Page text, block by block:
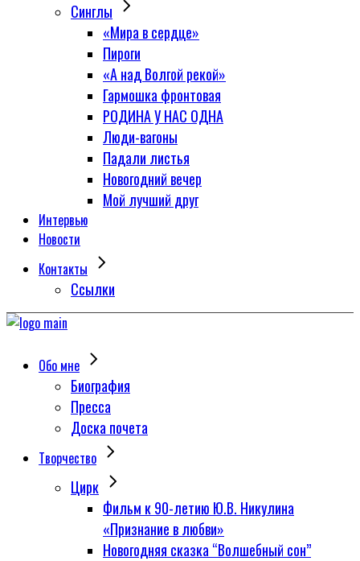
Синглы
«Мира в сердце»
Пироги
«А над Волгой рекой»
Гармошка фронтовая
РОДИНА У НАС ОДНА
Люди-вагоны
Падали листья
Новогодний вечер
Мой лучший друг
Интервью
Новости
Контакты
Сcылки
Обо мне
Биография
Пресса
Доска почета
Творчество
Цирк
Фильм к 90-летию Ю.В. Никулина
«Признание в любви»
Новогодняя сказка “Волшебный сон”